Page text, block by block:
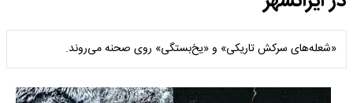
«شعله‌های سرکش تاریکی» و «یخ‌بستگی» روی صحنه می‌روند.